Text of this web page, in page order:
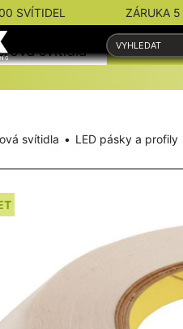
SVÍTIDEL ZÁRUKA
svítidla
svítidla LED pásky a profily